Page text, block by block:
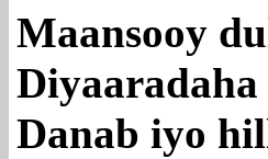
Maansooy
Danab iyo